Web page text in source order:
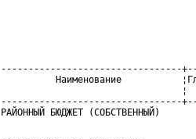
---------------------------------
Наименование
¦
---------------------------------